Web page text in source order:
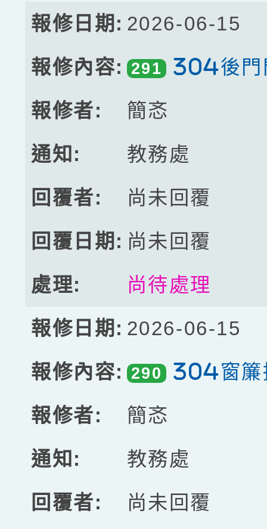
2026-06-15
291 304後門
簡忞
教務處
尚未回覆
尚未回覆
尚待處理
2026-06-15
290 304窗簾
簡忞
教務處
尚未回覆